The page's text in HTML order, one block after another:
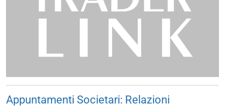
Appuntamenti Societari: Relazioni